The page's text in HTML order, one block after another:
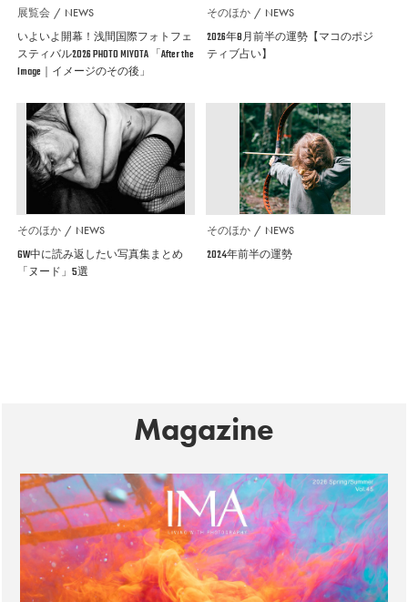
展覧会 NEWS
いよいよ開幕！浅間国際フォトフェ
スティバル2026 PHOTO MIYOTA 「After the
Image｜イメージのその後」
そのほか NEWS
2026年8月前半の運勢【マコのポジ
ティブ占い】
そのほか NEWS
GW中に読み返したい写真集まとめ
「ヌード」5選
そのほか NEWS
2024年前半の運勢
Magazine